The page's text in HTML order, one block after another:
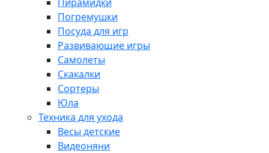
Погремушки
Посуда для игр
Развивающие игры
Самолеты
Скакалки
Сортеры
Юла
Техника для ухода
Весы детские
Видеоняни